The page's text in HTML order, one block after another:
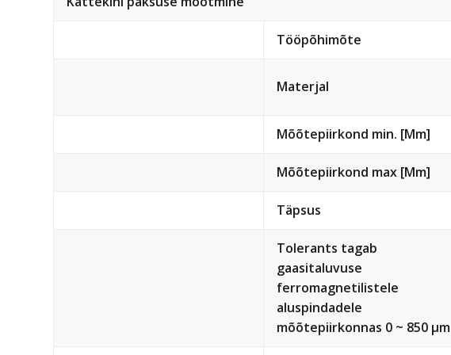
Tööpõhimõte
Materjal
Mõõtepiirkond min. [Μm]
Mõõtepiirkond max [Μm]
Täpsus
Tolerants tagab
gaasitaluvuse
ferromagnetilistele
aluspindadele
mõõtepiirkonnas 0 ~ 850 µm